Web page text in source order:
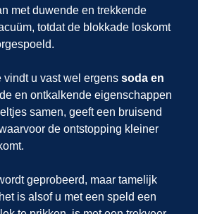
met duwende en trekkende
totdat de blokkade loskomt
vindt u vast wel ergens soda en
en ontkalkende eigenschappen
samen, geeft een bruisend
de ontstopping kleiner
geprobeerd, maar tamelijk
is alsof u met een speld een